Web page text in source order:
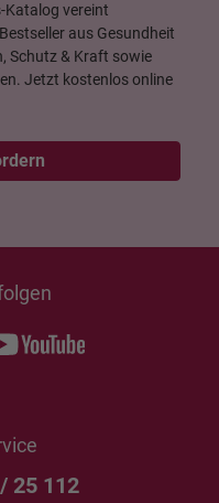
Katalog vereint
aus Gesundheit
Schutz & Kraft sowie
Jetzt kostenlos online
25 112